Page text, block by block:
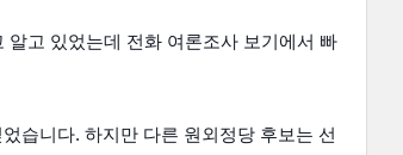
고 있었는데 전화 여론조사 보기에서 빠
습니다. 하지만 다른 원외정당 후보는 선